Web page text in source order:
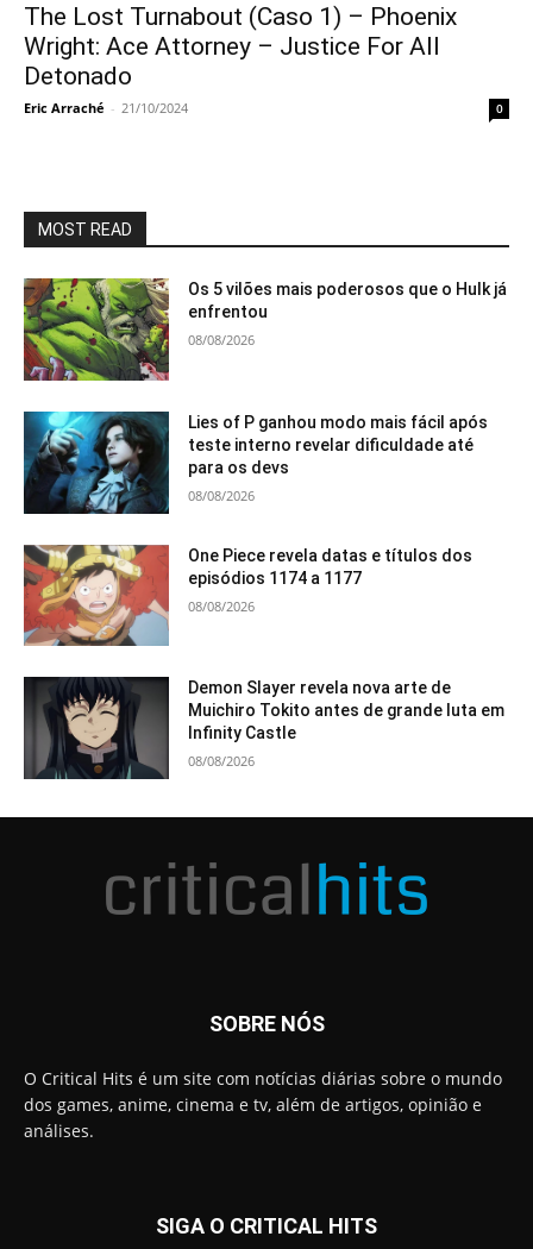
The Lost Turnabout (Caso 1) – Phoenix
Wright: Ace Attorney – Justice For All
Detonado
Eric Arraché - 21/10/2024 0
MOST READ
Os 5 vilões mais poderosos que o Hulk já
enfrentou
08/08/2026
Lies of P ganhou modo mais fácil após
teste interno revelar dificuldade até
para os devs
08/08/2026
One Piece revela datas e títulos dos
episódios 1174 a 1177
08/08/2026
Demon Slayer revela nova arte de
Muichiro Tokito antes de grande luta em
Infinity Castle
08/08/2026
SOBRE NÓS
O Critical Hits é um site com notícias diárias sobre o mundo
dos games, anime, cinema e tv, além de artigos, opinião e
análises.
SIGA O CRITICAL HITS